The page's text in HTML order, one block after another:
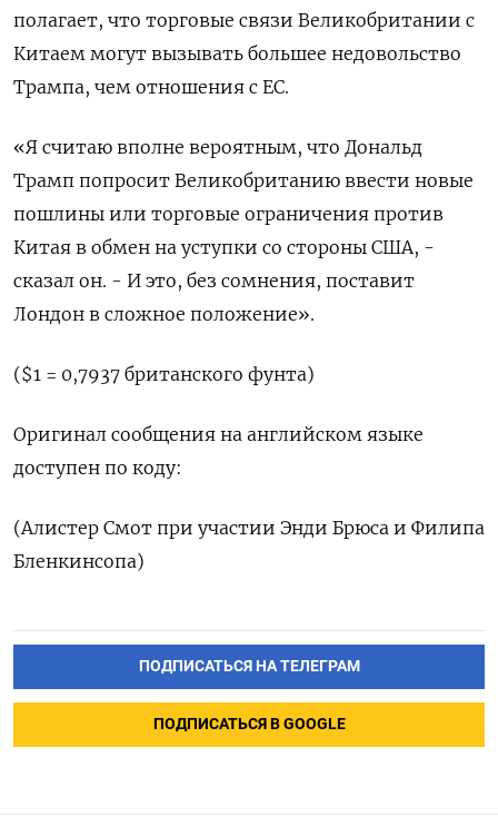
полагает, что торговые связи Великобритании с
Китаем могут вызывать большее недовольство
Трампа, чем отношения с ЕС.
«Я считаю вполне вероятным, что Дональд
Трамп попросит Великобританию ввести новые
пошлины или торговые ограничения против
Китая в обмен на уступки со стороны США, -
сказал он. - И это, без сомнения, поставит
Лондон в сложное положение».
($1 = 0,7937 британского фунта)
Оригинал сообщения на английском языке
доступен по коду:
(Алистер Смот при участии Энди Брюса и Филипа
Бленкинсопа)
ПОДПИСАТЬСЯ НА ТЕЛЕГРАМ
ПОДПИСАТЬСЯ В GOOGLE